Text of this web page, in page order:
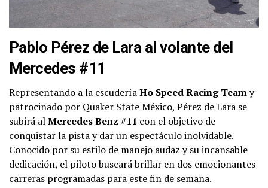
Pablo Pérez de Lara al volante del
Mercedes #11
Representando a la escuderíaHo Speed Racing Teamy
patrocinado por Quaker State México, Pérez de Lara se
subirá alMercedes Benz #11 con el objetivo de
conquistar la pista y dar un espectáculo inolvidable.
Conocido por su estilo de manejo audaz y su incansable
dedicación, el piloto buscará brillar en dos emocionantes
carreras programadas para este fin de semana.